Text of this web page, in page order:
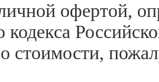
офертой,
кодекса
стоимости,